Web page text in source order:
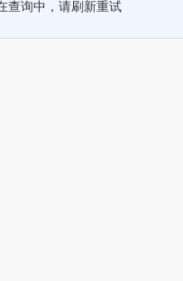
查询中，请刷新重试